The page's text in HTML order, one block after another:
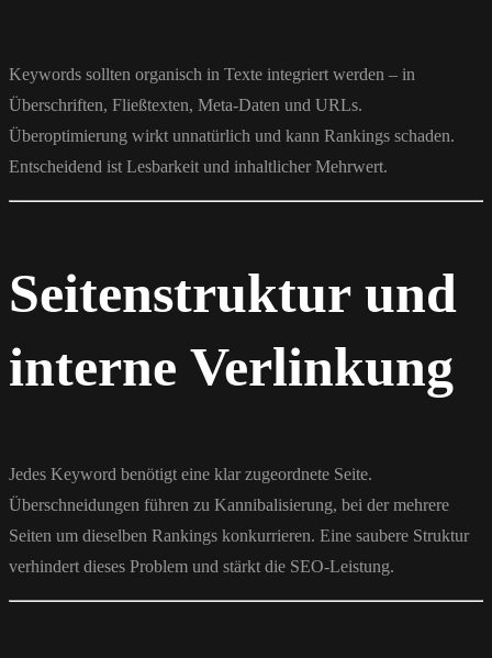
Keywords sollten organisch in Texte integriert werden – in
Überschriften, Fließtexten, Meta-Daten und URLs.
Überoptimierung wirkt unnatürlich und kann Rankings schaden.
Entscheidend ist Lesbarkeit und inhaltlicher Mehrwert.
Seitenstruktur und
interne Verlinkung
Jedes Keyword benötigt eine klar zugeordnete Seite.
Überschneidungen führen zu Kannibalisierung, bei der mehrere
Seiten um dieselben Rankings konkurrieren. Eine saubere Struktur
verhindert dieses Problem und stärkt die SEO-Leistung.